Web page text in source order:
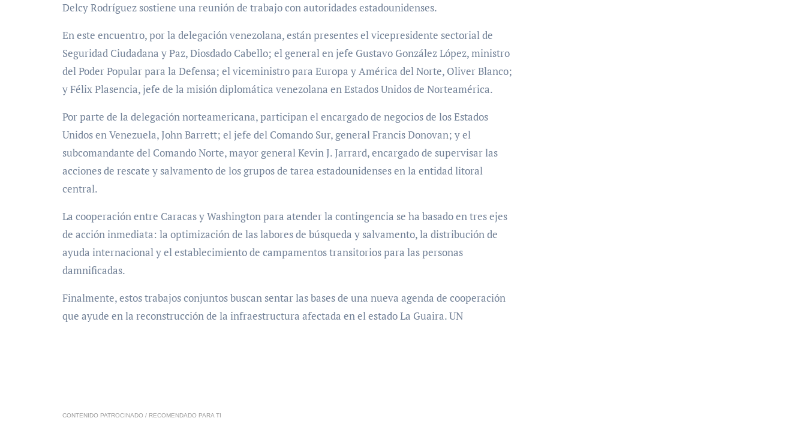
Delcy Rodríguez sostiene una reunión de trabajo con autoridades estadounidenses.
En este encuentro, por la delegación venezolana, están presentes el vicepresidente sectorial de
Seguridad Ciudadana y Paz, Diosdado Cabello; el general en jefe Gustavo González López, ministro
del Poder Popular para la Defensa; el viceministro para Europa y América del Norte, Oliver Blanco;
y Félix Plasencia, jefe de la misión diplomática venezolana en Estados Unidos de Norteamérica.
Por parte de la delegación norteamericana, participan el encargado de negocios de los Estados
Unidos en Venezuela, John Barrett; el jefe del Comando Sur, general Francis Donovan; y el
subcomandante del Comando Norte, mayor general Kevin J. Jarrard, encargado de supervisar las
acciones de rescate y salvamento de los grupos de tarea estadounidenses en la entidad litoral
central.
La cooperación entre Caracas y Washington para atender la contingencia se ha basado en tres ejes
de acción inmediata: la optimización de las labores de búsqueda y salvamento, la distribución de
ayuda internacional y el establecimiento de campamentos transitorios para las personas
damnificadas.
Finalmente, estos trabajos conjuntos buscan sentar las bases de una nueva agenda de cooperación
que ayude en la reconstrucción de la infraestructura afectada en el estado La Guaira. UN
CONTENIDO PATROCINADO / RECOMENDADO PARA TI